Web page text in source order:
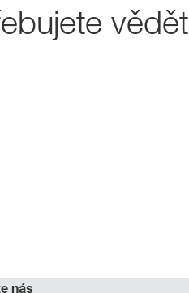
vědět
nás